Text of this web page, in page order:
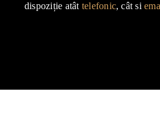
dispoziție atât telefonic, cât si